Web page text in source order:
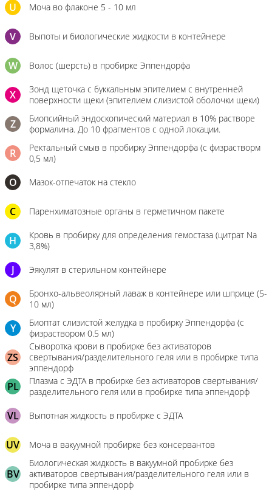
U Моча во флаконе 5 - 10 мл
V Выпоты и биологические жидкости в контейнере
W Волос (шерсть) в пробирке Эппендорфа
X
Зонд щеточка с буккальным эпителием с внутренней
поверхности щеки (эпителием слизистой оболочки щеки)
Z
Биопсийный эндоскопический материал в 10% растворе
формалина. До 10 фрагментов с одной локации.
R
Ректальный смыв в пробирку Эппендорфа (с физрастворм
0,5 мл)
О Мазок-отпечаток на стекло
C Паренхиматозные органы в герметичном пакете
H
Кровь в пробирку для определения гемостаза (цитрат Na
3,8%)
J Эякулят в стерильном контейнере
Q
Бронхо-альвеолярный лаваж в контейнере или шприце (5-
10 мл)
Y
Биоптат слизистой желудка в пробирку Эппендорфа (с
физраствором 0.5 мл)
ZS
Сыворотка крови в пробирке без активаторов
свертывания/разделительного геля или в пробирке типа
эппендорф
PL
Плазма с ЭДТА в пробирке без активаторов свертывания/
разделительного геля или в пробирке типа эппендорф
VL Выпотная жидкость в пробирке с ЭДТА
UV Моча в вакуумной пробирке без консервантов
BV
Биологическая жидкость в вакуумной пробирке без
активаторов свертывания/разделительного геля или в
пробирке типа эппендорф